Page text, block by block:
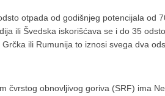
otpada od godišnjeg potencijala od
ili Švedska iskorišćava se i do 35
ili Rumunija to iznosi svega dva
čvrstog obnovljivog goriva (SRF) ima